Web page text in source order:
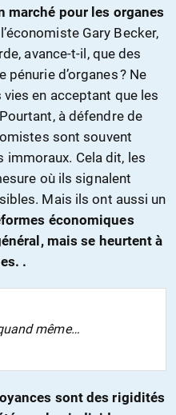
marché pour les organes
Gary Becker,
avance-t-il, que des
pénurie d’organes ? Ne
en acceptant que les
à défendre de
sont souvent
Cela dit, les
où ils signalent
Mais ils ont aussi un
économiques
mais se heurtent à
.
même…
sont des rigidités